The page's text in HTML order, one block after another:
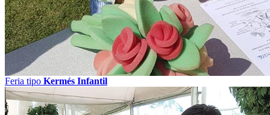
Feria tipo Kermés Infantil